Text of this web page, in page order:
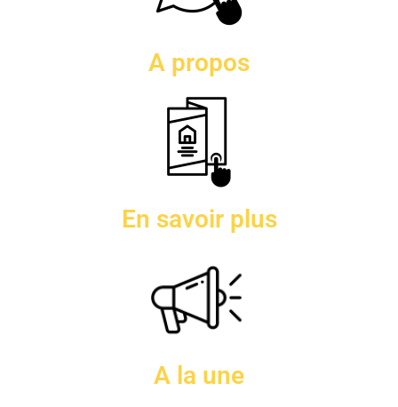
A propos
En savoir plus
A la une